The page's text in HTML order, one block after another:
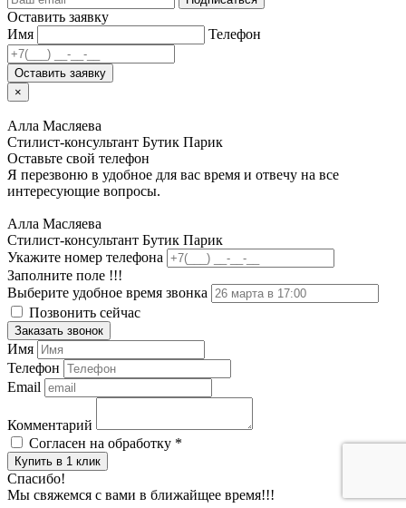
Оставить заявку
Имя
Телефон
Оставить заявку
×
Алла Масляева
Стилист-консультант Бутик Парик
Оставьте свой телефон
Я перезвоню в удобное для вас время и отвечу на все
интересующие вопросы.
Алла Масляева
Стилист-консультант Бутик Парик
Укажите номер телефона
Заполните поле !!!
Выберите удобное время звонка
Позвонить сейчас
Заказать звонок
Имя
Телефон
Email
Комментарий
Согласен на обработку *
Купить в 1 клик
Спасибо!
Мы свяжемся с вами в ближайщее время!!!